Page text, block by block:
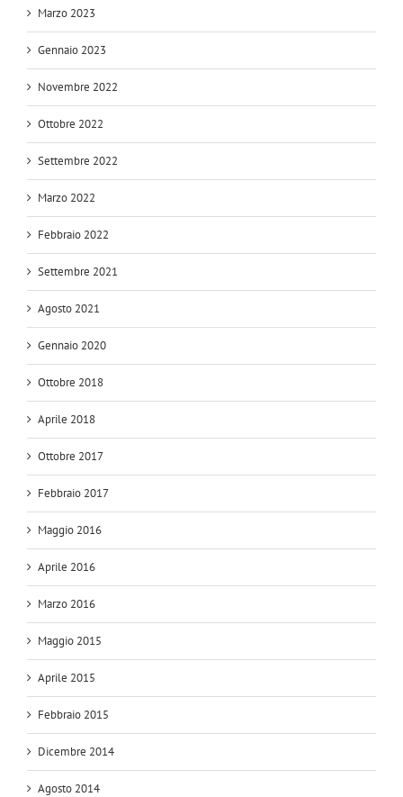
Marzo 2023
Gennaio 2023
Novembre 2022
Ottobre 2022
Settembre 2022
Marzo 2022
Febbraio 2022
Settembre 2021
Agosto 2021
Gennaio 2020
Ottobre 2018
Aprile 2018
Ottobre 2017
Febbraio 2017
Maggio 2016
Aprile 2016
Marzo 2016
Maggio 2015
Aprile 2015
Febbraio 2015
Dicembre 2014
Agosto 2014